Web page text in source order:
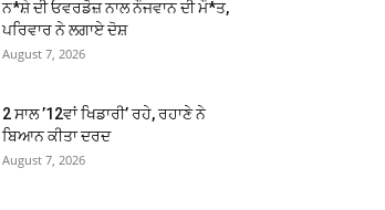
ਨ*ਸ਼ੇ ਦੀ ਓਵਰਡੋਜ਼ ਨਾਲ ਨੌਜਵਾਨ ਦੀ ਮੌ*ਤ,
ਪਰਿਵਾਰ ਨੇ ਲਗਾਏ ਦੋਸ਼
August 7, 2026
2 ਸਾਲ ’12ਵਾਂ ਖਿਡਾਰੀ’ ਰਹੇ, ਰਹਾਣੇ ਨੇ
ਬਿਆਨ ਕੀਤਾ ਦਰਦ
August 7, 2026